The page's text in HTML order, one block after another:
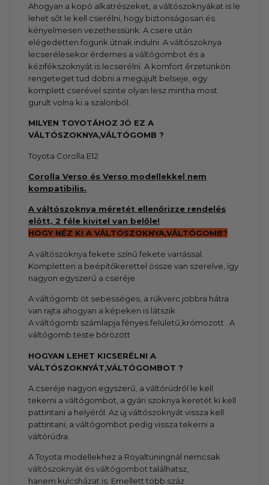
Ahogyan a kopó alkatrészeket, a váltószoknyákat is le
lehet sőt le kell cserélni, hogy biztonságosan és
kényelmesen vezethessünk. A csere után
elégedetten fogunk útnak indulni. A váltószoknya
lecserélesekor érdemes aváltógombot és a
kézifékszoknyát is lecserélni. A komfort érzetünkön
rengeteget tud dobni a megújult belseje, egy
komplett cserével szinte olyan lesz mintha most
gurult volna ki a szalonból.
MILYEN TOYOTÁHOZ JÓ EZ A
VÁLTÓSZOKNYA,VÁLTÓGOMB?
Toyota Corolla E12
Corolla Verso és Verso modellekkel nem
kompatibilis.
A váltószoknya méretét ellenőrizze rendelés
elött, 2 féle kivitel van belőle!
HOGY NÉZ KI A VÁLTÓSZOKNYA,VÁLTÓGOMB?
A váltószoknya fekete színű fekete varrással.
Kompletten a beépítőkerettel össze van szerelve, így
nagyon egyszerű a cseréje.
A váltógomb öt sebességes, a rükverc jobbra hátra
van rajta ahogyan a képeken is látszik
A váltógomb számlapja fényes felületű,krómozott . A
váltógomb teste bőrözött
HOGYAN LEHET KICSERÉLNI A
VÁLTÓSZOKNYÁT,VÁLTÓGOMBOT ?
A cseréje nagyon egyszerű, a váltórúdról le kell
tekerni a váltógombot, a gyári szoknya keretét ki kell
pattintani a helyéről. Az új váltószoknyát vissza kell
pattintani, a váltógombot pedig vissza tekerni a
váltórúdra.
A Toyota modellekhez a Royaltuningnál nemcsak
váltószoknyát és váltógombottalálhatsz,
hanem kulcsházat is. Emellett több száz